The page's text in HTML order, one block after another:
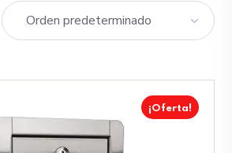
¡Oferta!